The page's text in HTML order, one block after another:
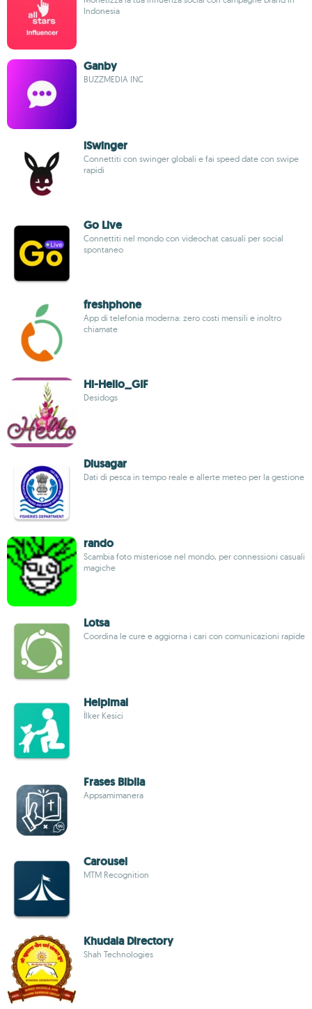
Indonesia
Ganby
BUZZMEDIA INC
iSwinger
Connettiti con swinger globali e fai speed date con swipe
rapidi
Go Live
Connettiti nel mondo con videochat casuali per social
spontaneo
freshphone
App di telefonia moderna: zero costi mensili e inoltro
chiamate
Hi-Hello_GIF
Desidogs
Diusagar
Dati di pesca in tempo reale e allerte meteo per la gestione
rando
Scambia foto misteriose nel mondo, per connessioni casuali
magiche
Lotsa
Coordina le cure e aggiorna i cari con comunicazioni rapide
Helpimal
İlker Kesici
Frases Biblia
Appsamimanera
Carousel
MTM Recognition
Khudala Directory
Shah Technologies